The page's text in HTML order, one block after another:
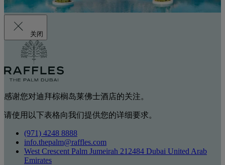
关闭
感谢您对迪拜棕榈岛莱佛士酒店的关注。
请使用以下表格向我们提供您的详细要求。
(971) 4248 8888
info.thepalm@raffles.com
West Crescent Palm Jumeirah 212484 Dubai United Arab
Emirates